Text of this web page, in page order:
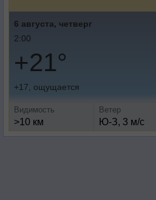
6 августа, четверг
2:00
+21°
+17, ощущается
Видимость
>10 км
Ветер
Ю-З, 3 м/с